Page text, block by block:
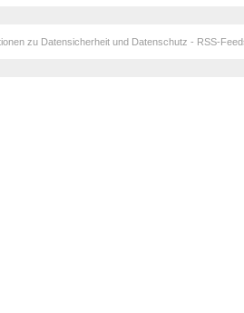
zu Datensicherheit und Datenschutz - RSS-